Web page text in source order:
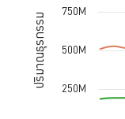
Line chart with 3
The chart has 1 X
The chart has 1 Y
ปริมาณธุรกรรม 250M
500M
750M